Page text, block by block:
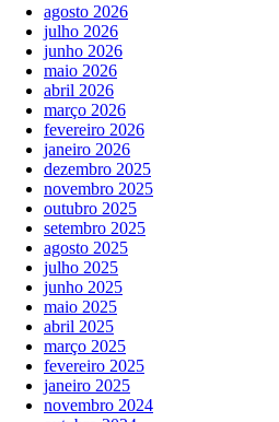
agosto 2026
julho 2026
junho 2026
maio 2026
abril 2026
março 2026
fevereiro 2026
janeiro 2026
dezembro 2025
novembro 2025
outubro 2025
setembro 2025
agosto 2025
julho 2025
junho 2025
maio 2025
abril 2025
março 2025
fevereiro 2025
janeiro 2025
novembro 2024